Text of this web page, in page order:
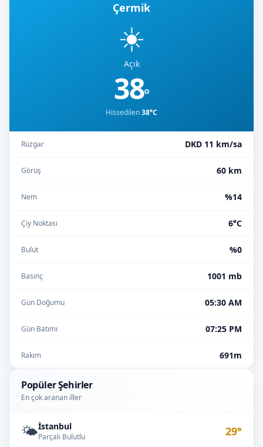
Çermik
☀️
Açık
38°
Hissedilen38°C
Rüzgar DKD 11 km/sa
Görüş 60 km
Nem %14
Çiy Noktası 6°C
Bulut %0
Basınç 1001 mb
Gün Doğumu 05:30 AM
Gün Batımı 07:25 PM
Rakım 691m
Popüler Şehirler
En çok aranan iller
🌤️İstanbul
Parçalı Bulutlu 29°